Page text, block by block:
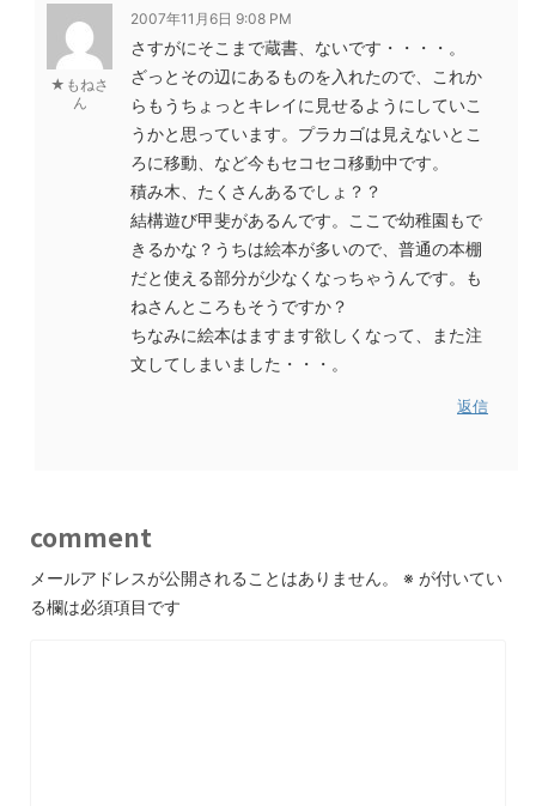
★もねさ
ん
2007年11月6日 9:08 PM
さすがにそこまで蔵書、ないです・・・・。
ざっとその辺にあるものを入れたので、これか
らもうちょっとキレイに見せるようにしていこ
うかと思っています。プラカゴは見えないとこ
ろに移動、など今もセコセコ移動中です。
積み木、たくさんあるでしょ？？
結構遊び甲斐があるんです。ここで幼稚園もで
きるかな？うちは絵本が多いので、普通の本棚
だと使える部分が少なくなっちゃうんです。も
ねさんところもそうですか？
ちなみに絵本はますます欲しくなって、また注
文してしまいました・・・。
返信
comment
メールアドレスが公開されることはありません。 ※ が付いてい
る欄は必須項目です